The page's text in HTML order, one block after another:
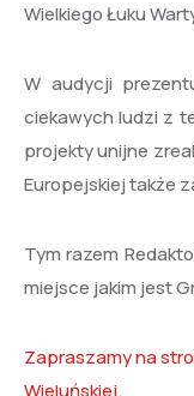
Wielkiego Łuku
W audycji
ciekawych ludzi z
projekty unijne
Europejskiej także
Tym razem
miejsce jakim jest
Zapraszamy na
Wieluńskiej.